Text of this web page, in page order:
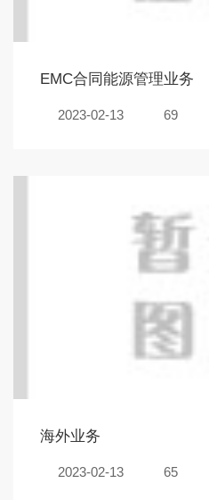
EMC合同能源管理业务
2023-02-13 69
海外业务
2023-02-13 65